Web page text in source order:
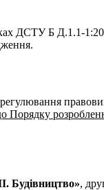
ДСТУ Б Д.1.1-
Порядку
Будівництво»,